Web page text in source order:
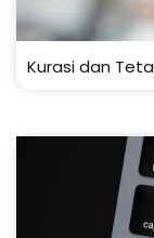
Kurasi dan